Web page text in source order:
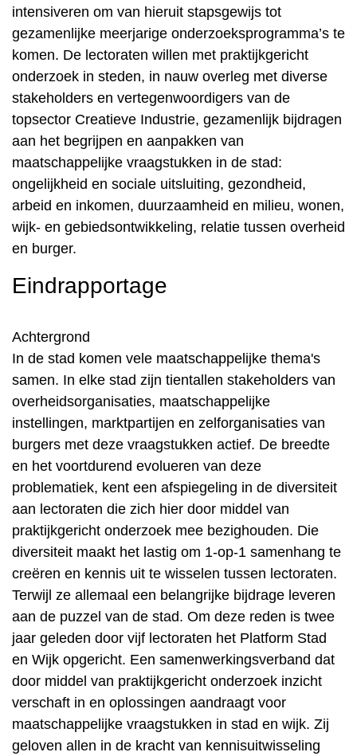
intensiveren om van hieruit stapsgewijs tot
gezamenlijke meerjarige onderzoeksprogramma’s te
komen. De lectoraten willen met praktijkgericht
onderzoek in steden, in nauw overleg met diverse
stakeholders en vertegenwoordigers van de
topsector Creatieve Industrie, gezamenlijk bijdragen
aan het begrijpen en aanpakken van
maatschappelijke vraagstukken in de stad:
ongelijkheid en sociale uitsluiting, gezondheid,
arbeid en inkomen, duurzaamheid en milieu, wonen,
wijk- en gebiedsontwikkeling, relatie tussen overheid
en burger.
Eindrapportage
Achtergrond
In de stad komen vele maatschappelijke thema's
samen. In elke stad zijn tientallen stakeholders van
overheidsorganisaties, maatschappelijke
instellingen, marktpartijen en zelforganisaties van
burgers met deze vraagstukken actief. De breedte
en het voortdurend evolueren van deze
problematiek, kent een afspiegeling in de diversiteit
aan lectoraten die zich hier door middel van
praktijkgericht onderzoek mee bezighouden. Die
diversiteit maakt het lastig om 1-op-1 samenhang te
creëren en kennis uit te wisselen tussen lectoraten.
Terwijl ze allemaal een belangrijke bijdrage leveren
aan de puzzel van de stad. Om deze reden is twee
jaar geleden door vijf lectoraten het Platform Stad
en Wijk opgericht. Een samenwerkingsverband dat
door middel van praktijkgericht onderzoek inzicht
verschaft in en oplossingen aandraagt voor
maatschappelijke vraagstukken in stad en wijk. Zij
geloven allen in de kracht van kennisuitwisseling